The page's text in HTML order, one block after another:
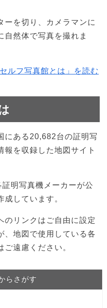
ーを切り、カメラマンに
自然体で写真を撮れま
セルフ写真館とは」を読む
にある20,682台の証明写
報を収録した地図サイト
明写真機メーカーが公
しています。
のリンクはご自由に設定
、地図で使用している各
遠慮ください。
らさがす